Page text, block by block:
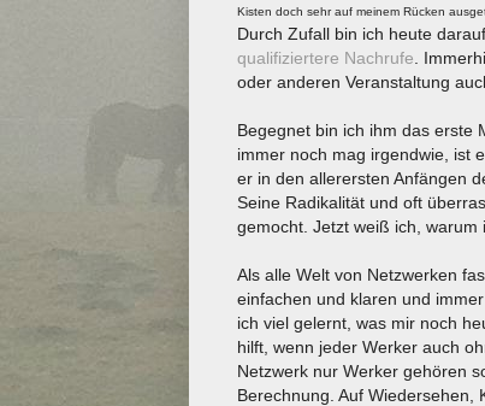
Kisten doch sehr auf meinem Rücken
Durch Zufall bin ich heute
qualifiziertere Nachrufe .
oder anderen Veranstaltung
Begegnet bin ich ihm das erste
immer noch mag irgendwie, ist
er in den allerersten Anfängen
Seine Radikalität und oft
gemocht. Jetzt weiß ich, warum
Als alle Welt von Netzwerken
einfachen und klaren und
ich viel gelernt, was mir noch
hilft, wenn jeder Werker auch
Netzwerk nur Werker gehören
Berechnung. Auf Wiedersehen,